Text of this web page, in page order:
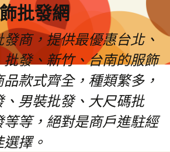
批發網
商，提供最優惠台北、
發、新竹、台南的服飾
款式齊全，種類繁多，
男裝批發、大尺碼批
等等，絕對是商戶進駐經
擇。